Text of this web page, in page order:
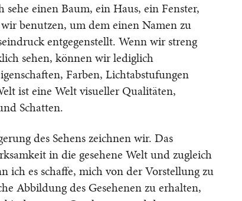
sehe einen Baum, ein Haus, ein Fenster,
benutzen, um dem einen Namen zu
entgegenstellt. Wenn wir streng
sehen, können wir lediglich
Farben, Lichtabstufungen
ist eine Welt visueller Qualitäten,
Schatten.
des Sehens zeichnen wir. Das
in die gesehene Welt und zugleich
ich es schaffe, mich von der Vorstellung zu
Abbildung des Gesehenen zu erhalten,